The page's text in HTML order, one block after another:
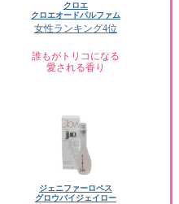
クロエ
クロエオードパルファム
女性ランキング4位
誰もがトリコになる
愛される香り
ジェニファーロペス
グロウバイジェイロー